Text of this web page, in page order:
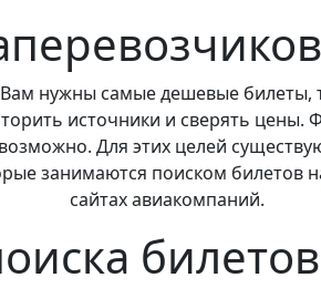
нужны самые дешевые билеты,
источники и сверять цены.
Для этих целей
занимаются поиском билетов
сайтах авиакомпаний.
билетов